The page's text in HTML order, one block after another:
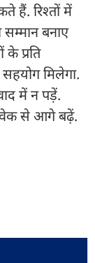
हैं. रिश्तों में
बनाए
प्रति
मिलेगा.
में न पड़ें.
से आगे बढ़ें.